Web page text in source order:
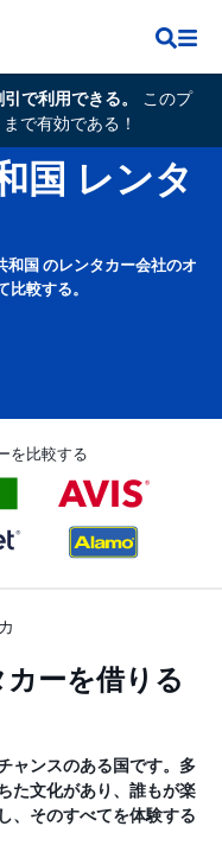
で利用できる。
このプ
で有効である！
国 レンタ
国 のレンタカー会社のオ
較する。
を比較する
ーを借りる
ャンスのある国です。多
た文化があり、誰もが楽
、そのすべてを体験する